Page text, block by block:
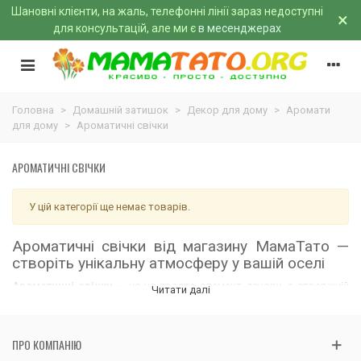
Шановні клієнти, на жаль, телефонні лінії зараз недоступні
для консультацій, але ми єв месенджерах ×
Головна > Домашній затишок > Декор для дому > Аромати
для дому > Ароматичні свічки
АРОМАТИЧНІ СВІЧКИ
У цій категорії ще немає товарів.
Ароматичні свічки від магазину МамаТато —
створіть унікальну атмосферу у вашій оселі
Ароматичні свічки
— це не просто елемент декору, а справжній
відпочинок або додати романтики у вечір. В
магазині МамаТато
Читати далі
ПРО КОМПАНІЮ